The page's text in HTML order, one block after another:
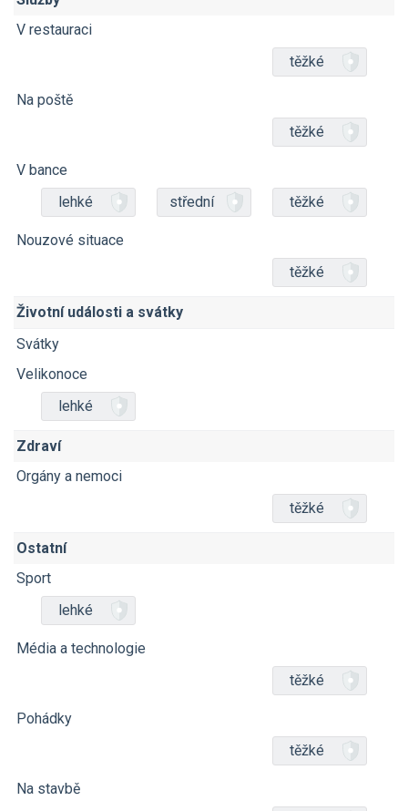
V restauraci
těžké
Na poště
těžké
V bance
lehké
střední těžké
Nouzové situace
těžké
Životní události a svátky
Svátky
Velikonoce
lehké
Zdraví
Orgány a nemoci
těžké
Ostatní
Sport
lehké
Média a technologie
těžké
Pohádky
těžké
Na stavbě